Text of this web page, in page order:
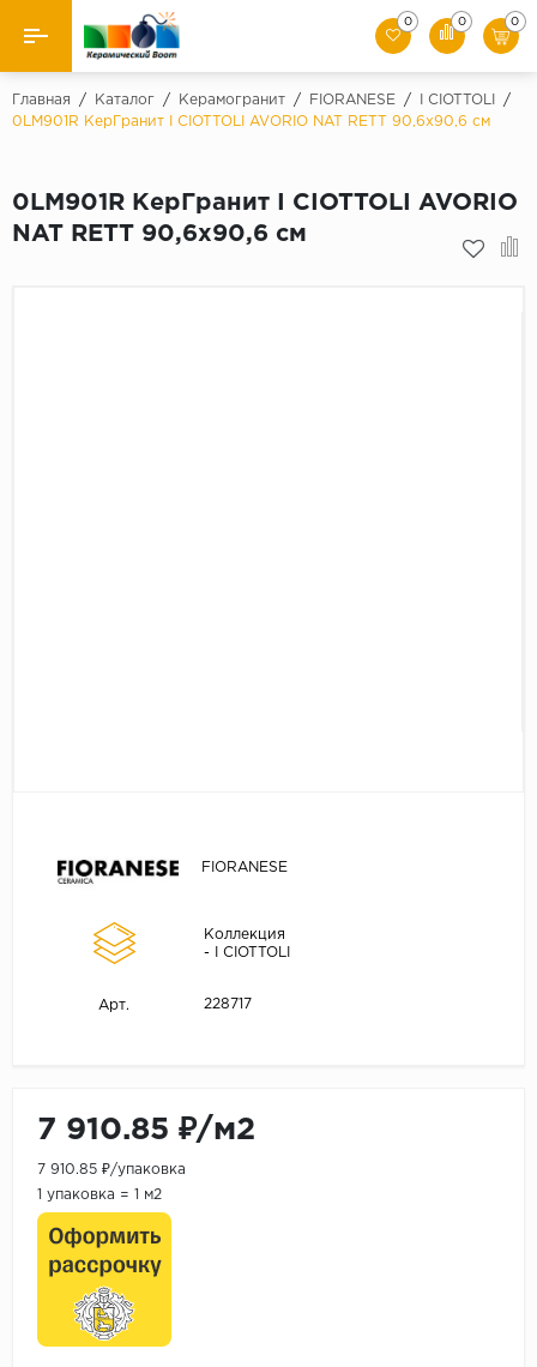
Назад
Керамическая плитка
0 0 0
Главная / Каталог / Керамогранит / FIORANESE / I CIOTTOLI
/
0LM901R КерГранит I CIOTTOLI AVORIO NAT RETT 90,6x90,6 см
0LM901R КерГранит I CIOTTOLI AVORIO
NAT RETT 90,6x90,6 см
FIORANESE
Коллекция
- I CIOTTOLI
Арт. 228717
7 910.85 ₽/м2
7 910.85 ₽/упаковка
1 упаковка = 1 м2